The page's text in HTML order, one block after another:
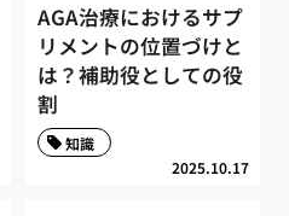
AGA治療におけるサプ
リメントの位置づけと
は？補助役としての役
割
2025.10.17
知識